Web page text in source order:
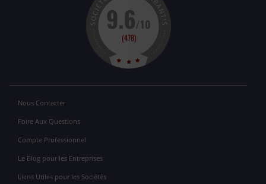
Nous Contacter
Foire Aux Questions
Compte Professionnel
Le Blog pour les Entreprises
Liens Utiles pour les Sociétés